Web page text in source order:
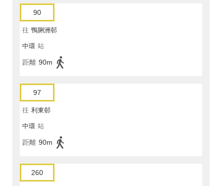
90
往 鴨脷洲邨
中環 站
距離 90m
97
往 利東邨
中環 站
距離 90m
260